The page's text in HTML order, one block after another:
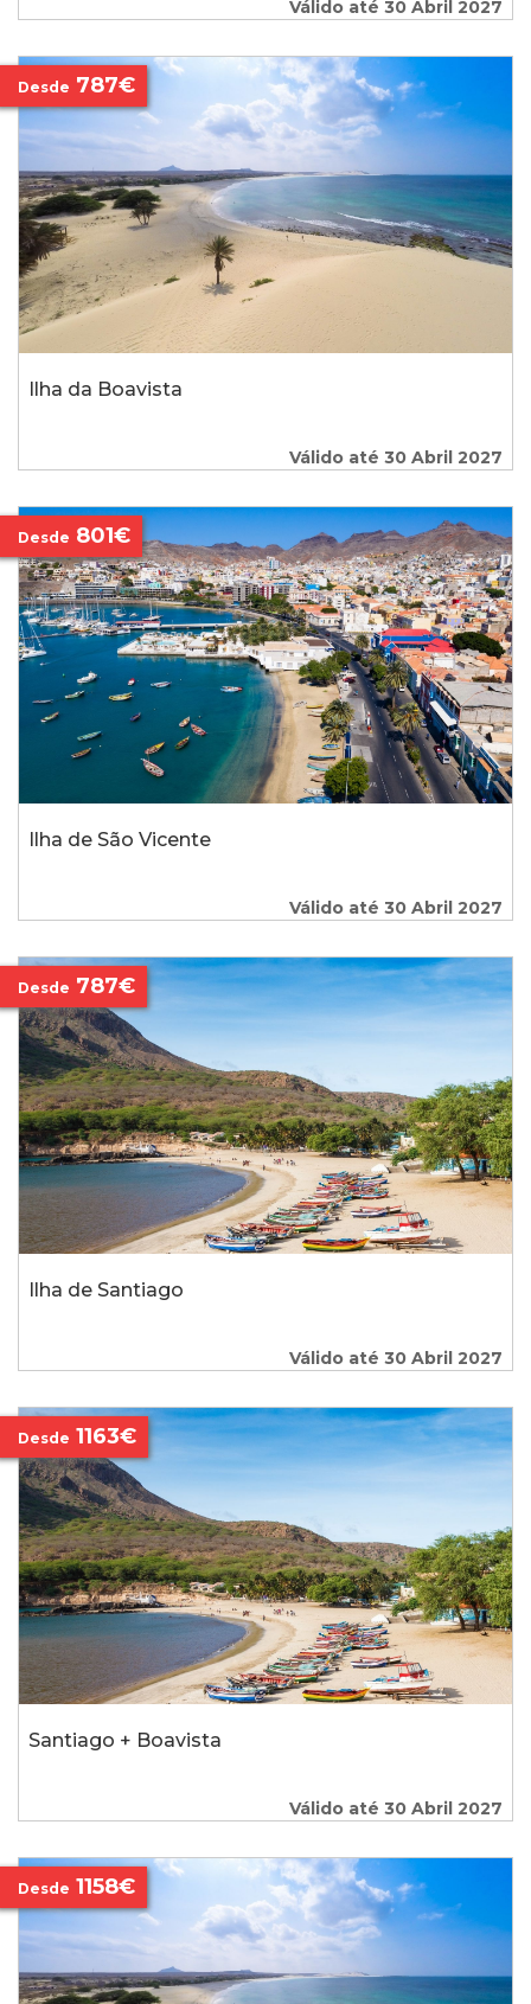
Válido até 30 Abril 2027
Ilha da Boavista
Válido até 30 Abril 2027
Desde 787€
Ilha de São Vicente
Válido até 30 Abril 2027
Desde 801€
Ilha de Santiago
Válido até 30 Abril 2027
Desde 787€
Santiago + Boavista
Válido até 30 Abril 2027
Desde 1163€
Desde 1158€